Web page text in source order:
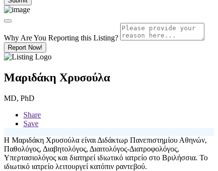
Why Are You Reporting this Listing?
Report Now!
Μαριδάκη Χρυσούλα
MD, PhD
Share
Save
Η Μαριδάκη Χρυσούλα είναι Διδάκτωρ Πανεπιστημίου Αθηνών,
Παθολόγος, Διαβητολόγος, Διαιτολόγος-Διατροφολόγος,
Υπερτασιολόγος και διατηρεί ιδιωτικό ιατρείο στο Βριλήσσια. Το
ιδιωτικό ιατρείο λειτουργεί κατόπιν ραντεβού.